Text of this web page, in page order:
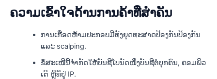
ຄວາມເຂົ້າໃຈດ້ານການຄ້າທີ່ສໍາຄັນ
ການເກືອດຫ້າມປະກອບມີທັງຍຸດທະສາດປ້ອງກັນປ້ອງກັນ
ແລະ scalping.
ຂໍ້ສະເໜີນີ້ຈຳກັດໃຫ້ບັນຊີໂບນັດໜຶ່ງບັນຊີຕໍ່ບຸກຄົນ, ຄອມພິວ
ເຕີ ຫຼືທີ່ຢູ່ IP.